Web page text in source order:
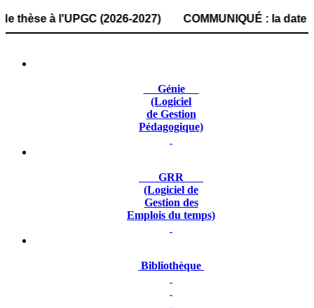
à l'UPGC (2026-2027) COMMUNIQUÉ : la date
Génie
(Logiciel
de Gestion
Pédagogique)
GRR
(Logiciel de
Gestion des
Emplois du temps)
Bibliothèque